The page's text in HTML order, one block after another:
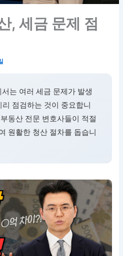
, 세금 문제 점
는 여러 세금 문제가 발생
점검하는 것이 중요합니
동산 전문 변호사들이 적절
원활한 청산 절차를 돕습니